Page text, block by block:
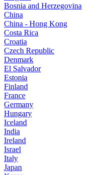
Bosnia and Herzegovina
China
China - Hong Kong
Costa Rica
Croatia
Czech Republic
Denmark
El Salvador
Estonia
Finland
France
Germany
Hungary
Iceland
India
Ireland
Israel
Italy
Japan